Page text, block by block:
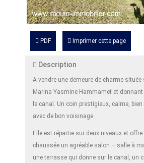
PDF Imprimer cette page
Description
A vendre une demeure de charme située
Marina Yasmine Hammamet et
le canal. Un coin prestigieux, calme,
avec de bon voisinage.
Elle est répartie sur deux niveaux et
chaussée un agréable salon – salle à
une terrasse qui donne sur le canal, un